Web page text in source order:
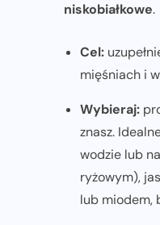
niskobiałkowe.
Cel:
mięśniach i
Wybieraj:
znasz.
wodzie lub
ryżowym),
lub miodem,